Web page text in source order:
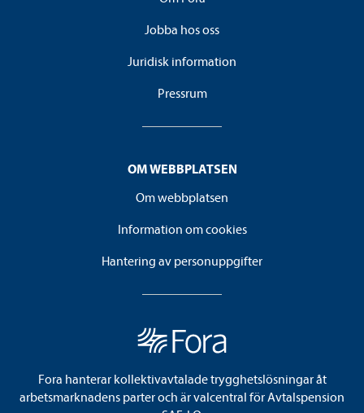
Jobba hos oss
Juridisk information
Pressrum
OM WEBBPLATSEN
Om webbplatsen
Information om cookies
Hantering av personuppgifter
Fora hanterar kollektivavtalade trygghetslösningar åt
arbetsmarknadens parter och är valcentral för Avtalspension